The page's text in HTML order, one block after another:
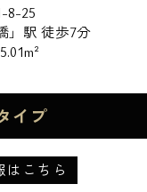
8-25
」駅 徒歩7分
イプ
はこちら